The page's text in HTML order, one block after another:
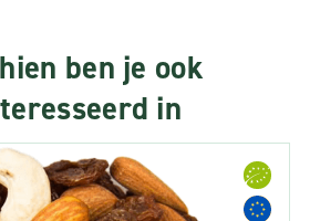
ben je ook
in